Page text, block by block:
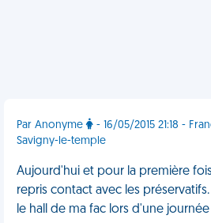
Par Anonyme
- 16/05/2015 21:18 -
Savigny-le-temple
Aujourd'hui et pour la première
repris contact avec les
le hall de ma fac lors d'une